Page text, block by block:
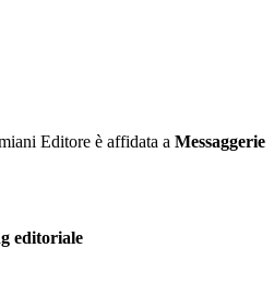
Editore è affidata a Messaggerie
editoriale